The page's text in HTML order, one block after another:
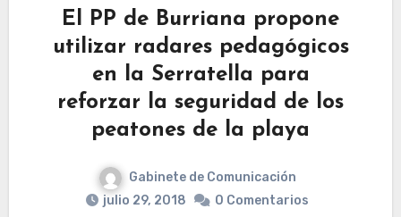
El PP de Burriana propone
utilizar radares pedagógicos
en la Serratella para
reforzar la seguridad de los
peatones de la playa
Gabinete de Comunicación
julio 29, 2018
0 Comentarios